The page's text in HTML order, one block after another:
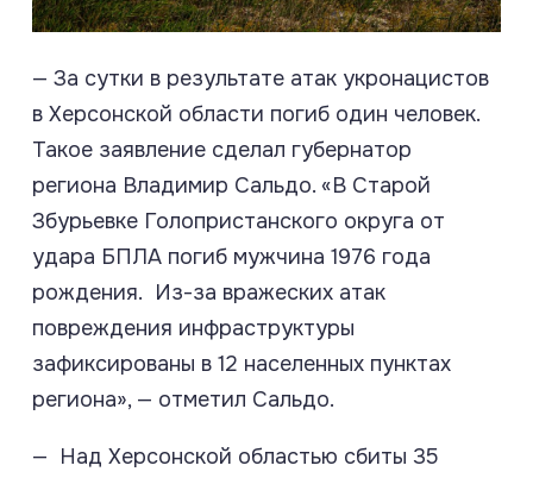
— За сутки в результате атак укронацистов
в Херсонской области погиб один человек.
Такое заявление сделал губернатор
региона Владимир Сальдо. «В Старой
Збурьевке Голопристанского округа от
удара БПЛА погиб мужчина 1976 года
рождения. Из-за вражеских атак
повреждения инфраструктуры
зафиксированы в 12 населенных пунктах
региона», — отметил Сальдо.
— Над Херсонской областью сбиты 35